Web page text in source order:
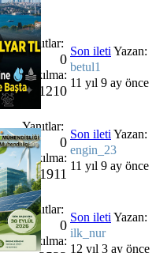
Yanıtlar:
0
Bakılma:
1210
Son ileti Yazan:
betul1
11 yıl 9 ay önce
Yanıtlar:
0
Bakılma:
1911
Son ileti Yazan:
engin_23
11 yıl 9 ay önce
Yanıtlar:
0
Bakılma:
Son ileti Yazan:
ilk_nur
12 yıl 3 ay önce